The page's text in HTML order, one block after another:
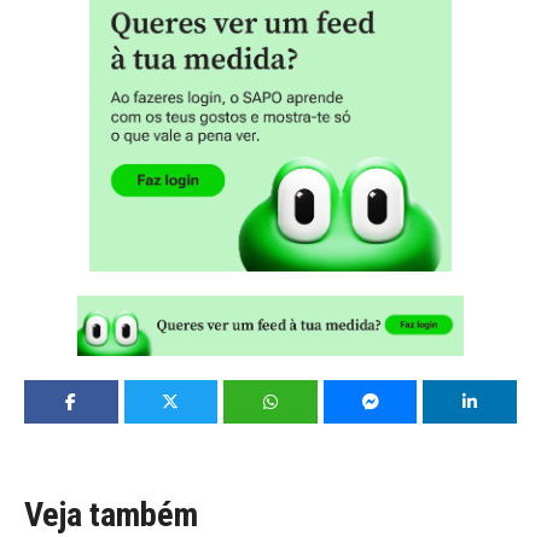
Veja também